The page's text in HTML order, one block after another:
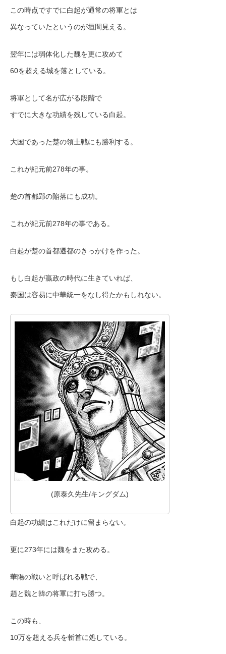
この時点ですでに白起が通常の将軍とは
異なっていたというのが垣間見える。
翌年には弱体化した魏を更に攻めて
60を超える城を落としている。
将軍として名が広がる段階で
すでに大きな功績を残している白起。
大国であった楚の領土戦にも勝利する。
これが紀元前278年の事。
楚の首都郢の陥落にも成功。
これが紀元前278年の事である。
白起が楚の首都遷都のきっかけを作った。
もし白起が贏政の時代に生きていれば、
秦国は容易に中華統一をなし得たかもしれない。
(原泰久先生/キングダム)
白起の功績はこれだけに留まらない。
更に273年には魏をまた攻める。
華陽の戦いと呼ばれる戦で、
趙と魏と韓の将軍に打ち勝つ。
この時も、
10万を超える兵を斬首に処している。